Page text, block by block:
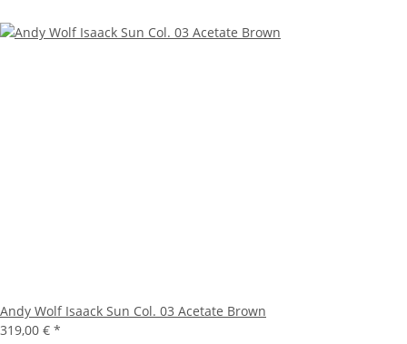
Andy Wolf Isaack Sun Col. 03 Acetate Brown
319,00 € *